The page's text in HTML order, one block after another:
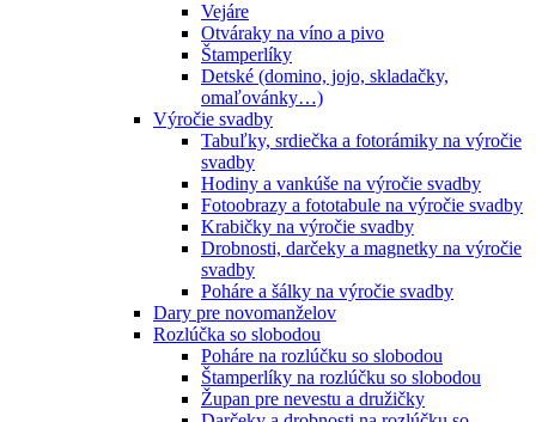
Vejáre
Otváraky na víno a pivo
Štamperlíky
Detské (domino, jojo, skladačky,
omaľovánky…)
Výročie svadby
Tabuľky, srdiečka a fotorámiky na výročie
svadby
Hodiny a vankúše na výročie svadby
Fotoobrazy a fototabule na výročie svadby
Krabičky na výročie svadby
Drobnosti, darčeky a magnetky na výročie
svadby
Poháre a šálky na výročie svadby
Dary pre novomanželov
Rozlúčka so slobodou
Poháre na rozlúčku so slobodou
Štamperlíky na rozlúčku so slobodou
Župan pre nevestu a družičky